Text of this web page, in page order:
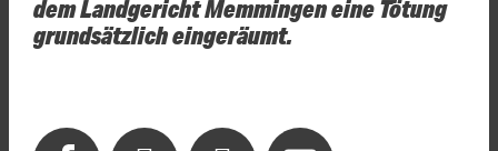
dem Landgericht Memmingen eine Tötung
grundsätzlich eingeräumt.